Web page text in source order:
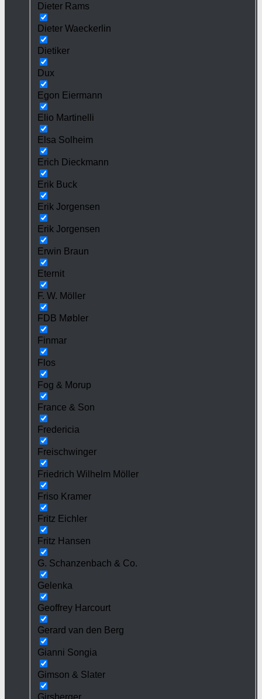
Dieter Rams
Dieter Waeckerlin
Dietiker
Dux
Egon Eiermann
Elio Martinelli
Elsa Solheim
Erich Dieckmann
Erik Buck
Erik Jorgensen
Erik Jorgensen
Erwin Braun
Eternit
F. W. Möller
FDB Møbler
Finmar
Flos
Fog & Morup
France & Son
Fredericia
Freischwinger
Friedrich Wilhelm Möller
Friso Kramer
Fritz Eichler
Fritz Hansen
G. Schanzenbach & Co.
Gelenka
Geoffrey Harcourt
Gerard van den Berg
Gianni Songia
Gimson & Slater
Girsberger